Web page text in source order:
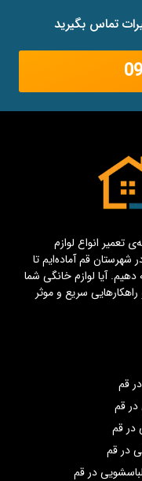
تماس بگیرید
۱۰ سال در زمینه‌ی تعمیر انواع لوازم
قم آماده‌ایم تا
دهیم. آیا لوازم خانگی شما
راهکارهایی سریع و موثر
قم
در قم
در قم
در قم
در قم